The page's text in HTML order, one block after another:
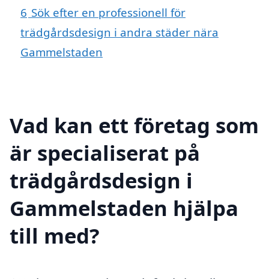
6 Sök efter en professionell för
trädgårdsdesign i andra städer nära
Gammelstaden
Vad kan ett företag som
är specialiserat på
trädgårdsdesign i
Gammelstaden hjälpa
till med?